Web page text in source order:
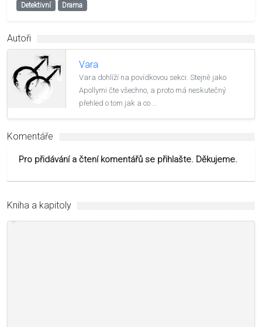
Detektivní Drama
Autoři
Vara
Vara dohlíží na povídkovou sekci. Stejně jako
Apollymi čte všechno, a proto má neskutečný
přehled o tom jak a co …
Komentáře
Pro přidávání a čtení komentářů se přihlašte. Děkujeme.
Kniha a kapitoly